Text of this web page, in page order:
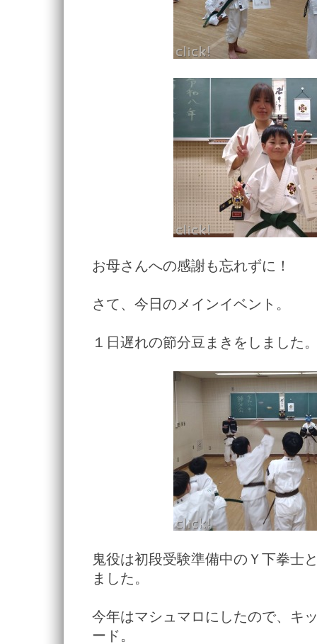
お母さんへの感謝も忘れずに！
さて、今日のメインイベント。
１日遅れの節分豆まきをしました
鬼役は初段受験準備中のＹ下拳士
ました。
今年はマシュマロにしたので、キ
ード。